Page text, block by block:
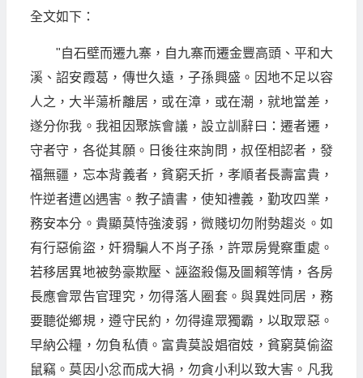
全文如下：
"自石壁而遷九寨，自九寨而遷金豐高頭、平和大
溪、詔安霞葛，傳世久遠，子孫興盛。因地不足以容
人之，大半蕩析離居，或在漳，或在潮，就地當差，
遂分你我。我祖因聚族會議，設立訓辭曰：遷者遷，
守者守，各從其願。日後往來詢問，叔侄相認者，發
福無疆，忘本背義者，貧窮夭折，孝順者長壽富貴，
忤逆者遭凶遇害。教子讀書，使知禮義，勤攻四業，
務安本分。貴顯莫恃強淩弱，微賤切勿附勢趨炎。如
有行惡偷盜，奸猾騙人不肖子孫，許眾房覺察重處。
若移居異地被勢豪欺壓、誣盜殺傷及圖賴等情，各房
長應會眾告官理究，勿得落人圈套。與異姓同居，務
要聽從鄉規，遵守民約，勿得違眾獨霸，以取眾惡。
早納公糧，勿負私債。富貴莫設娼宿妓，貧窮莫偷盜
鼠竊。莫因小忿而成大禍，勿貪小利以致大害。凡我